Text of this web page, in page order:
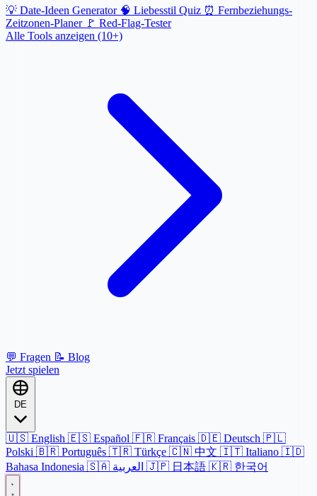
💡 Date-Ideen Generator 🧠 Liebesstil Quiz ⏰ Fernbeziehungs-
Zeitzonen-Planer 🚩 Red-Flag-Tester
Alle Tools anzeigen (10+)
💬 Fragen 📝 Blog
Jetzt spielen
DE
🇺🇸 English 🇪🇸 Español 🇫🇷 Français 🇩🇪 Deutsch 🇵🇱
Polski 🇧🇷 Português 🇹🇷 Türkçe 🇨🇳 中文 🇮🇹 Italiano 🇮🇩
Bahasa Indonesia 🇸🇦 🇯🇵 日本語 🇰🇷 한국어